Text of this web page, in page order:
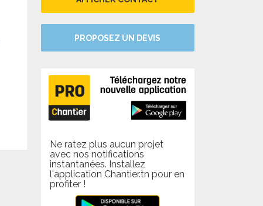
PROPOSEZ UN DEVIS
Ne ratez plus aucun projet
avec nos notifications
instantanées. Installez
l'application Chantier.tn pour en
profiter !